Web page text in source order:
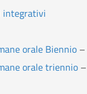
integrativi
orale Biennio–
orale triennio–